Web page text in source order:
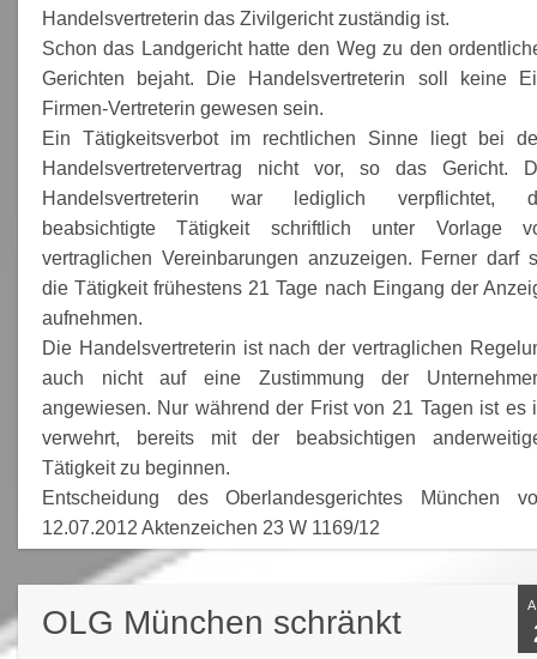
Handelsvertreterin das Zivilgericht zuständig ist.
Schon das Landgericht hatte den Weg zu den
Gerichten bejaht. Die Handelsvertreterin soll keine
Firmen-Vertreterin gewesen sein.
Ein Tätigkeitsverbot im rechtlichen Sinne liegt bei
Handelsvertretervertrag nicht vor, so das Gericht.
Handelsvertreterin war lediglich verpflichtet,
beabsichtigte Tätigkeit schriftlich unter Vorlage
vertraglichen Vereinbarungen anzuzeigen. Ferner darf
die Tätigkeit frühestens 21 Tage nach Eingang der
aufnehmen.
Die Handelsvertreterin ist nach der vertraglichen
auch nicht auf eine Zustimmung der
angewiesen. Nur während der Frist von 21 Tagen ist es
verwehrt, bereits mit der beabsichtigen
Tätigkeit zu beginnen.
Entscheidung des Oberlandesgerichtes München
12.07.2012 Aktenzeichen 23 W 1169/12
OLG München schränkt